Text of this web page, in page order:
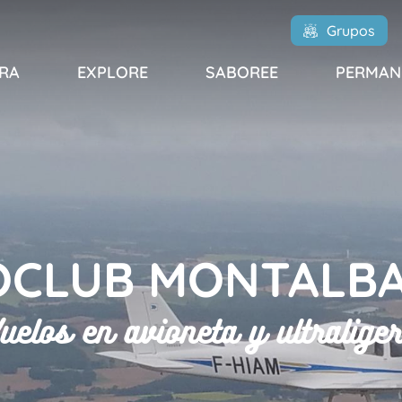
Grupos
EXPLORE SABOREE
en avioneta y